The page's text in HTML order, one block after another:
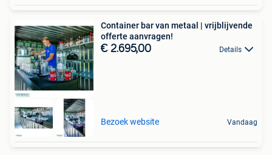
Container bar van metaal | vrijblijvende
offerte aanvragen!
€ 2.695,00 Details
Bezoek website Vandaag